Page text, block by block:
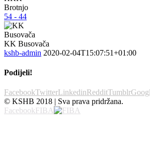
54 - 44
KK Busovača
kshb-admin 2020-02-04T15:07:51+01:00
Podijeli!
FacebookTwitterLinkedinRedditTumblr
© KSHB 2018 | Sva prava pridržana.
FacebookFIBA